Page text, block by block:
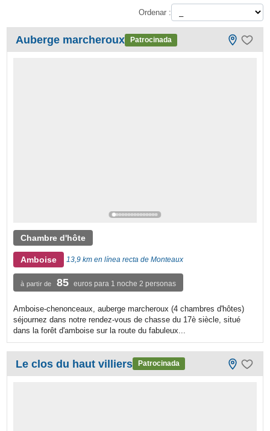
Ordenar :
Auberge marcheroux Patrocinada
Chambre d'hôte
Amboise 13,9 km en línea recta de Monteaux
à partir de 85 euros para 1 noche 2 personas
Amboise-chenonceaux, auberge marcheroux (4 chambres d'hôtes)
séjournez dans notre rendez-vous de chasse du 17è siècle, situé
dans la forêt d'amboise sur la route du fabuleux...
Le clos du haut villiers Patrocinada